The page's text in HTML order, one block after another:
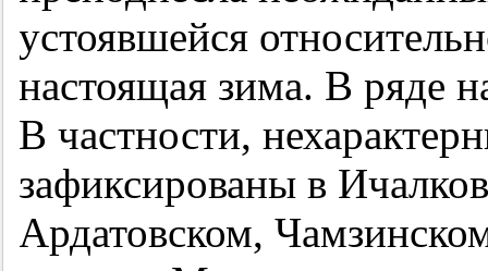
устоявшейся
настоящая зима. В ряде
В частности,
зафиксированы в
Ардатовском,